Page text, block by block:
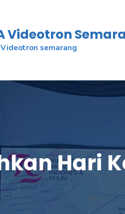
Videotron
semarang
Hari